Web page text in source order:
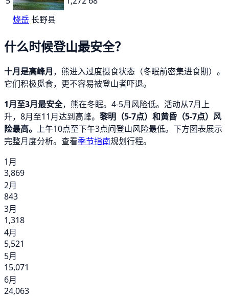
烧岳长野县
什么时候登山最安全？
十月是高峰月，熊进入过度摄食状态（冬眠前密集进食期）。
它们积极觅食，更不容易被登山者吓退。
1月至3月最安全，熊在冬眠。4-5月风险低。活动从7月上
升，8月至11月达到高峰。 黎明（5-7点）和黄昏（5-7点）风
险最高。 上午10点至下午3点间登山风险最低。下方图表展示
完整月度分析。查看季节指南规划行程。
1月
3,869
2月
843
3月
1,318
4月
5,521
5月
15,071
6月
24,063